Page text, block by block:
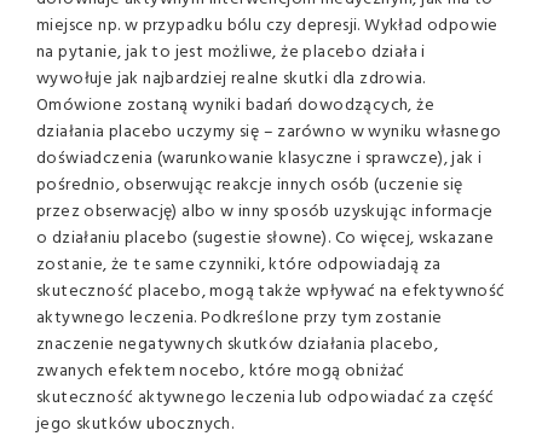
miejsce np. w przypadku bólu czy depresji. Wykład odpowie
na pytanie, jak to jest możliwe, że placebo działa i
wywołuje jak najbardziej realne skutki dla zdrowia.
Omówione zostaną wyniki badań dowodzących, że
działania placebo uczymy się – zarówno w wyniku własnego
doświadczenia (warunkowanie klasyczne i sprawcze), jak i
pośrednio, obserwując reakcje innych osób (uczenie się
przez obserwację) albo w inny sposób uzyskując informacje
o działaniu placebo (sugestie słowne). Co więcej, wskazane
zostanie, że te same czynniki, które odpowiadają za
skuteczność placebo, mogą także wpływać na efektywność
aktywnego leczenia. Podkreślone przy tym zostanie
znaczenie negatywnych skutków działania placebo,
zwanych efektem nocebo, które mogą obniżać
skuteczność aktywnego leczenia lub odpowiadać za część
jego skutków ubocznych.